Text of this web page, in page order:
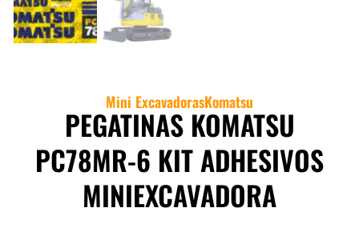
Mini ExcavadorasKomatsu
PEGATINAS KOMATSU
PC78MR-6 KIT ADHESIVOS
MINIEXCAVADORA